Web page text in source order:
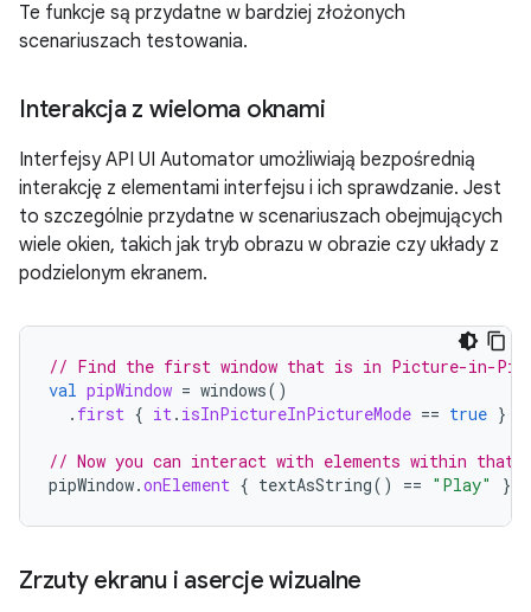
Te funkcje są przydatne w bardziej złożonych
scenariuszach testowania.
Interakcja z wieloma oknami
Interfejsy API UI Automator umożliwiają bezpośrednią
interakcję z elementami interfejsu i ich sprawdzanie. Jest
to szczególnie przydatne w scenariuszach obejmujących
wiele okien, takich jak tryb obrazu w obrazie czy układy z
podzielonym ekranem.
// Find the first window that is in Picture-in-
val pipWindow = windows()
. first { it. isInPictureInPictureMode == true }
// Now you can interact with elements within that
pipWindow.onElement { textAsString() == "Play" }.
Zrzuty ekranu i asercje wizualne